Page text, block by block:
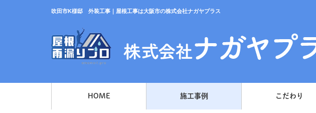
吹田市K様邸 外装工事｜屋根工事は大阪市の株式会社ナガヤプラス
HOME 施工事例 こだわり